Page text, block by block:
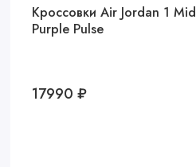
Кроссовки Air Jordan 1 Mid
Purple Pulse
17990 ₽